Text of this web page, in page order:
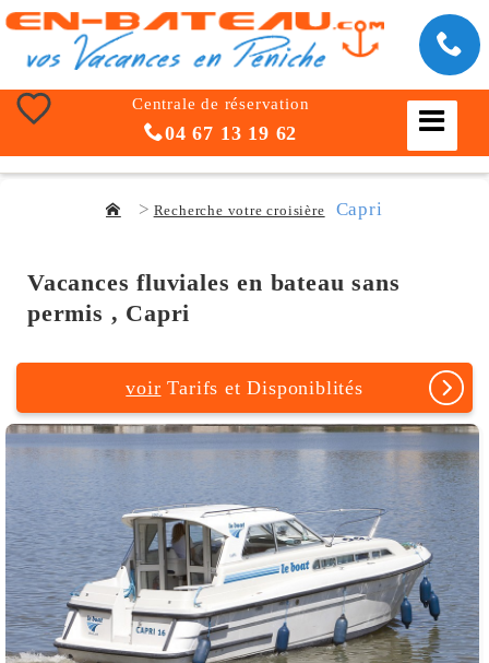
Centrale de réservation
04 67 13 19 62
Recherche votre croisière Capri
Vacances fluviales en bateau sans
permis , Capri
voir Tarifs et Disponiblités